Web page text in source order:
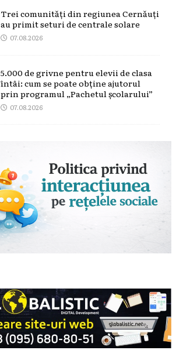
Trei comunități din regiunea Cernăuți
au primit seturi de centrale solare
07.08.2026
5.000 de grivne pentru elevii de clasa
întâi: cum se poate obține ajutorul
prin programul „Pachetul școlarului”
07.08.2026